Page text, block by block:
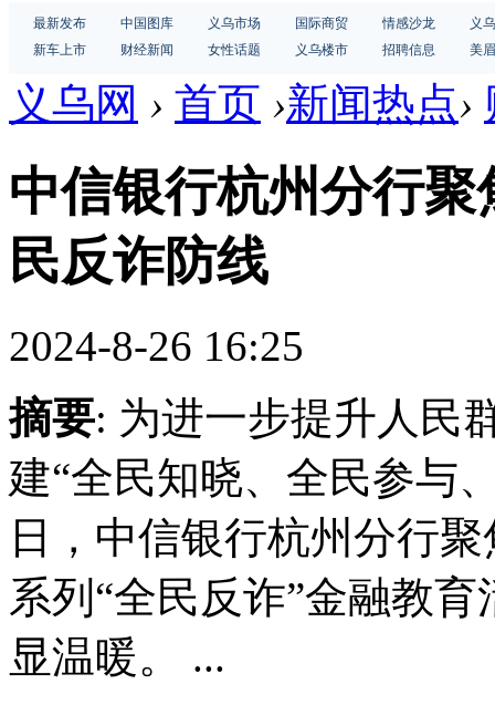
最新发布 中国图库 义乌市场 国际商贸 情感沙龙
义
新车上市
财经新闻 女性话题 义乌楼市 招聘信息 美
义乌网 › 首页 ›新闻热点›
中信银行杭州分行
民反诈防线
2024-8-26 16:25
摘要: 为进一步提升人民
建“全民知晓、全民参与
日，中信银行杭州分行
系列“全民反诈”金融教
显温暖。 ...